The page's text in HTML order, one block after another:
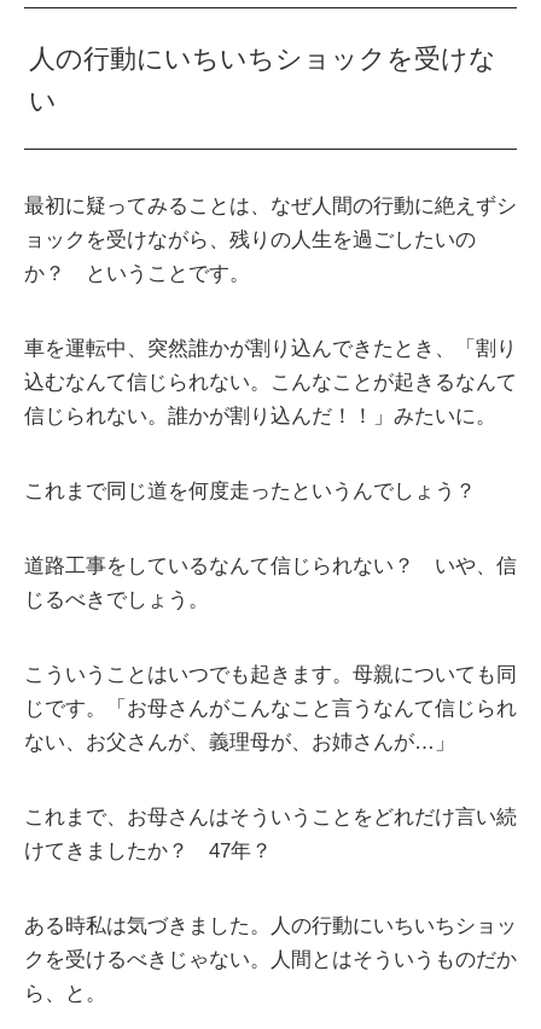
人の行動にいちいちショックを受けな
い
最初に疑ってみることは、なぜ人間の行動に絶えずシ
ョックを受けながら、残りの人生を過ごしたいの
か？ ということです。
車を運転中、突然誰かが割り込んできたとき、「割り
込むなんて信じられない。こんなことが起きるなんて
信じられない。誰かが割り込んだ！！」みたいに。
これまで同じ道を何度走ったというんでしょう？
道路工事をしているなんて信じられない？ いや、信
じるべきでしょう。
こういうことはいつでも起きます。母親についても同
じです。「お母さんがこんなこと言うなんて信じられ
ない、お父さんが、義理母が、お姉さんが…」
これまで、お母さんはそういうことをどれだけ言い続
けてきましたか？ 47年？
ある時私は気づきました。人の行動にいちいちショッ
クを受けるべきじゃない。人間とはそういうものだか
ら、と。